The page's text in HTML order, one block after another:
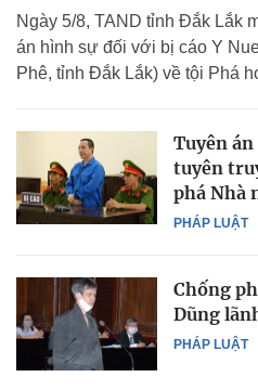
Ngày 5/8, TAND tỉnh Đắk Lắk
án hình sự đối với bị cáo Y
Phê, tỉnh Đắk Lắk) về tội Phá
PHÁP LUẬT
Tuyên
tuyên
phá Nhà
PHÁP LUẬT
Chống
Dũng